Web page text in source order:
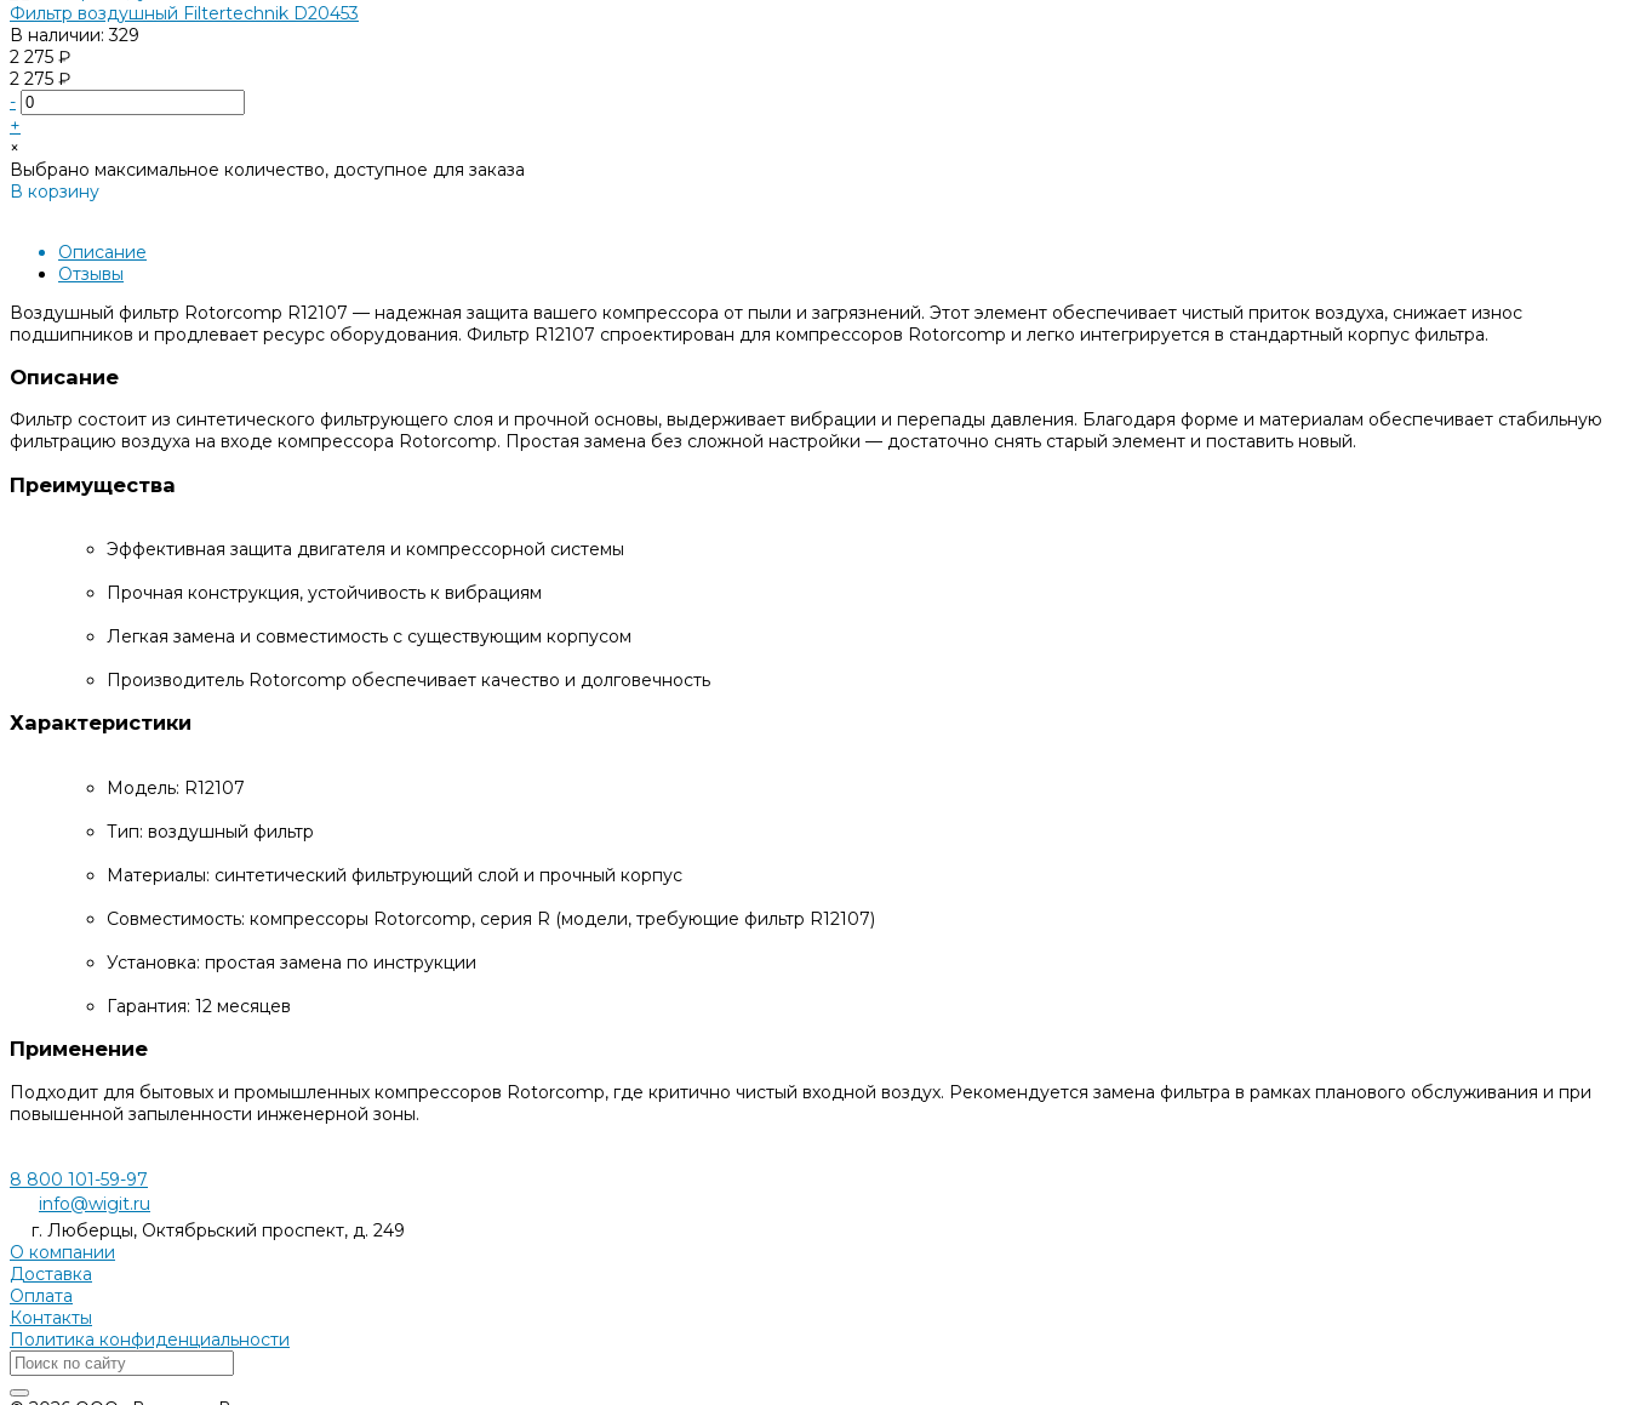
Фильтр воздушный Filtertechnik D20453
В наличии: 329
2 275 ₽
2 275 ₽
-
+
×
Выбрано максимальное количество, доступное для заказа
В корзину
Описание
Отзывы
Воздушный фильтр Rotorcomp R12107 — надежная защита вашего компрессора от пыли и загрязнений. Этот элемент обеспечивает чистый приток воздуха, снижает износ
подшипников и продлевает ресурс оборудования. Фильтр R12107 спроектирован для компрессоров Rotorcomp и легко интегрируется в стандартный корпус фильтра.
Описание
Фильтр состоит из синтетического фильтрующего слоя и прочной основы, выдерживает вибрации и перепады давления. Благодаря форме и материалам обеспечивает стабильную
фильтрацию воздуха на входе компрессора Rotorcomp. Простая замена без сложной настройки — достаточно снять старый элемент и поставить новый.
Преимущества
Эффективная защита двигателя и компрессорной системы
Прочная конструкция, устойчивость к вибрациям
Легкая замена и совместимость с существующим корпусом
Производитель Rotorcomp обеспечивает качество и долговечность
Характеристики
Модель: R12107
Тип: воздушный фильтр
Материалы: синтетический фильтрующий слой и прочный корпус
Совместимость: компрессоры Rotorcomp, серия R (модели, требующие фильтр R12107)
Установка: простая замена по инструкции
Гарантия: 12 месяцев
Применение
Подходит для бытовых и промышленных компрессоров Rotorcomp, где критично чистый входной воздух. Рекомендуется замена фильтра в рамках планового обслуживания и при
повышенной запыленности инженерной зоны.
8 800 101-59-97
info@wigit.ru
г. Люберцы, Октябрьский проспект, д. 249
О компании
Доставка
Оплата
Контакты
Политика конфиденциальности